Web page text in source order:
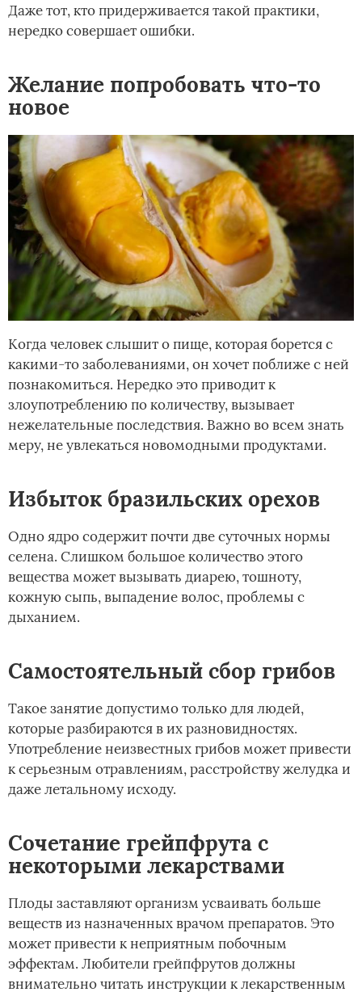
Даже тот, кто придерживается такой практики,
нередко совершает ошибки.
Желание попробовать что-то
новое
Когда человек слышит о пище, которая борется с
какими-то заболеваниями, он хочет поближе с ней
познакомиться. Нередко это приводит к
злоупотреблению по количеству, вызывает
нежелательные последствия. Важно во всем знать
меру, не увлекаться новомодными продуктами.
Избыток бразильских орехов
Одно ядро содержит почти две суточных нормы
селена. Слишком большое количество этого
вещества может вызывать диарею, тошноту,
кожную сыпь, выпадение волос, проблемы с
дыханием.
Самостоятельный сбор грибов
Такое занятие допустимо только для людей,
которые разбираются в их разновидностях.
Употребление неизвестных грибов может привести
к серьезным отравлениям, расстройству желудка и
даже летальному исходу.
Сочетание грейпфрута с
некоторыми лекарствами
Плоды заставляют организм усваивать больше
веществ из назначенных врачом препаратов. Это
может привести к неприятным побочным
эффектам. Любители грейпфрутов должны
внимательно читать инструкции к лекарственным